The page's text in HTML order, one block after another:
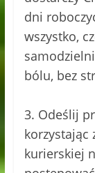
dni
wszystko,
bólu, bez
3. Odeślij
korzystając
kurierskiej